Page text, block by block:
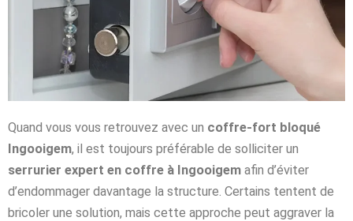
Quand vous vous retrouvez avec un coffre-fort bloqué
Ingooigem, il est toujours préférable de solliciter un
serrurier expert en coffre à Ingooigem afin d’éviter
d’endommager davantage la structure. Certains tentent de
bricoler une solution, mais cette approche peut aggraver la